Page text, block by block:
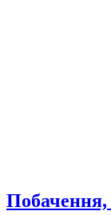
Побачення,